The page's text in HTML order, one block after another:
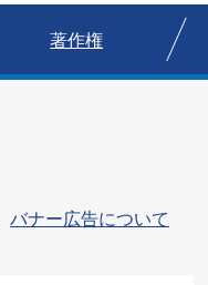
著作権
バナー広告について